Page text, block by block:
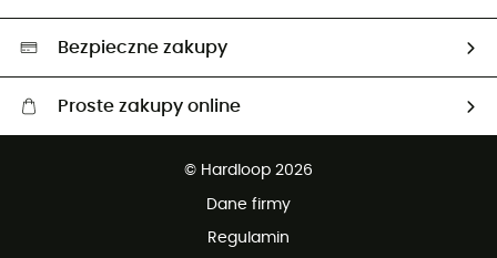
Wybrane produkty eko
Bezpieczne zakupy
Proste zakupy online
© Hardloop 2026
Dane firmy
Regulamin